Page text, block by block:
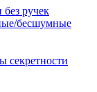
ручек
бесшумные
секретности